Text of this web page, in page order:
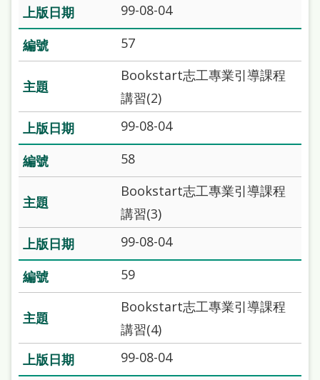
們
99-08-04
57
Bookstart志工專業引導課程
講習(2)
99-08-04
58
Bookstart志工專業引導課程
講習(3)
99-08-04
59
Bookstart志工專業引導課程
講習(4)
99-08-04